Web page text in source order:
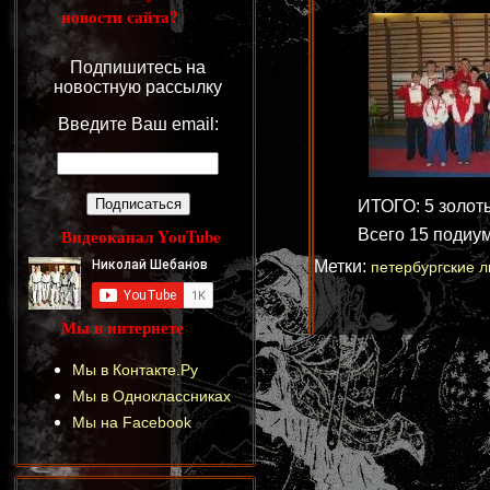
ИТОГО: 5
Всего 15
Метки: петербургские
новости сайта?
Подпишитесь на
новостную рассылку
Введите Ваш email:
Видеоканал YouTube
Мы в интернете
Мы в Контакте.Ру
Мы в Одноклассниках
Мы на Facebook